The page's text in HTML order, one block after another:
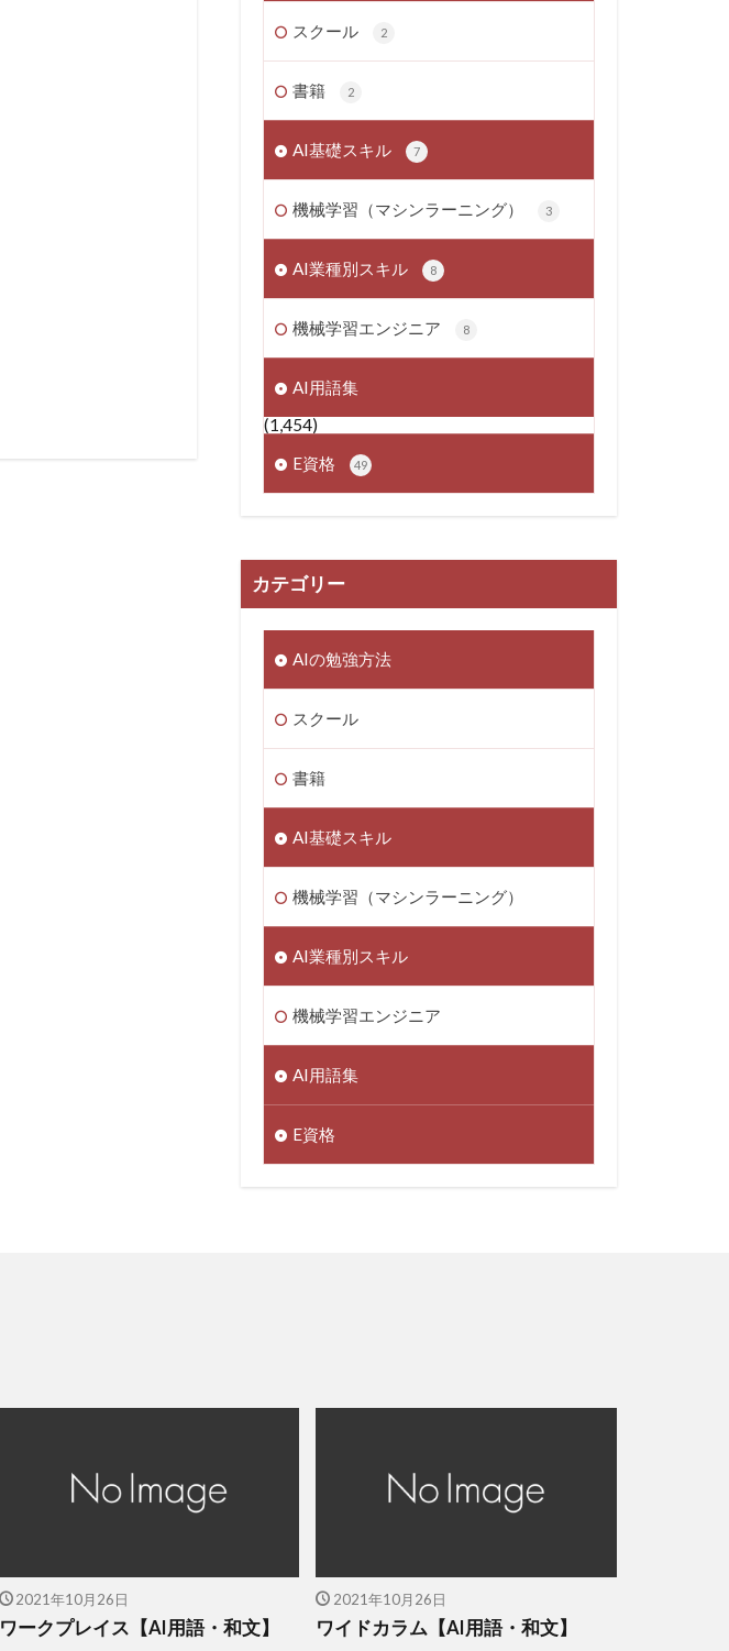
スクール 2
書籍 2
AI基礎スキル 7
機械学習（マシンラーニング） 3
AI業種別スキル 8
機械学習エンジニア 8
AI用語集
(1,454)
E資格
49
カテゴリー
AIの勉強方法
スクール
書籍
AI基礎スキル
機械学習（マシンラーニング）
AI業種別スキル
機械学習エンジニア
AI用語集
E資格
2021年10月26日
ワークプレイス【AI用語・和文】
2021年10月26日
ワイドカラム【AI用語・和文】